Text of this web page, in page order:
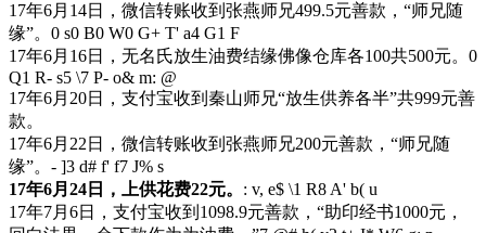
17年6月14日，微信转账收到张燕师兄499.5元善款，“师兄随
缘”。 0 s0 B0 W0 G+ T' a4 G1 F
17年6月16日，无名氏放生油费结缘佛像仓库各100共500元。 0
Q1 R- s5 \7 P- o& m: @
17年6月20日，支付宝收到秦山师兄“放生供养各半”共999元善
款。
17年6月22日，微信转账收到张燕师兄200元善款，“师兄随
缘”。 - ]3 d# f' f7 J% s
17年6月24日，上供花费22元。 : v, e$ \1 R8 A' b( u
17年7月6日，支付宝收到1098.9元善款，“助印经书1000元，